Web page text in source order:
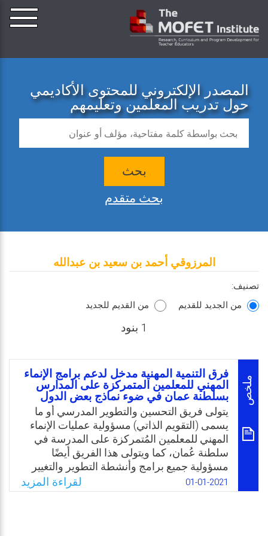
المصدر الإلكتروني للمحتوى الأكاديمي
حول تدريب المعلمين وتعليمهم
بحث
بحث متقدم
المرزوقي أحمد بن سعيد بن عبدالله
تصنيف:
من الجديد للقديم
من القديم للجديد
1 بنود
ملخص
فرق التنمية المهنية مدخل لدعم برامج الإنماء
المهني للمعلمين المتمركزة على المدارس
بسلطنة عمان في ضوء نماذج بعض الدول
يتولى فريق التحسين والتطوير المدرسي أو ما
يسمى (التقويم الذاتي) مسؤولية عمليات الإنماء
المهني للمعلمين المُتمركزة على المدرسة في
سلطنة عُمان، كما ويتولى هذا الفريق أيضًا
مسؤولية جميع برامج وأنشطة التطوير والتغيير
المدرسية التي تخص الإدارة والمعلمين
والأخصائيين والطلبة وغيرهم من الوظائف
01-01-2021 لقراءة المزيد